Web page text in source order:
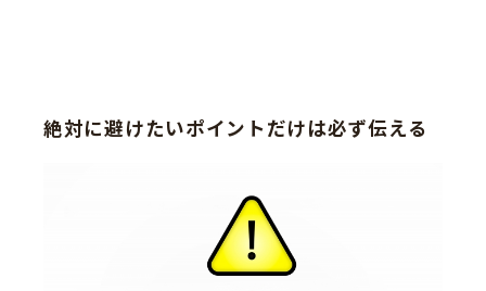
絶対に避けたいポイントだけは必ず伝える